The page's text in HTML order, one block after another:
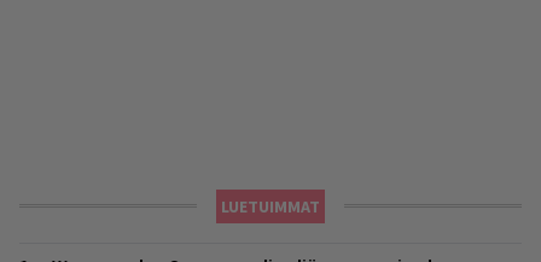
LUETUIMMAT